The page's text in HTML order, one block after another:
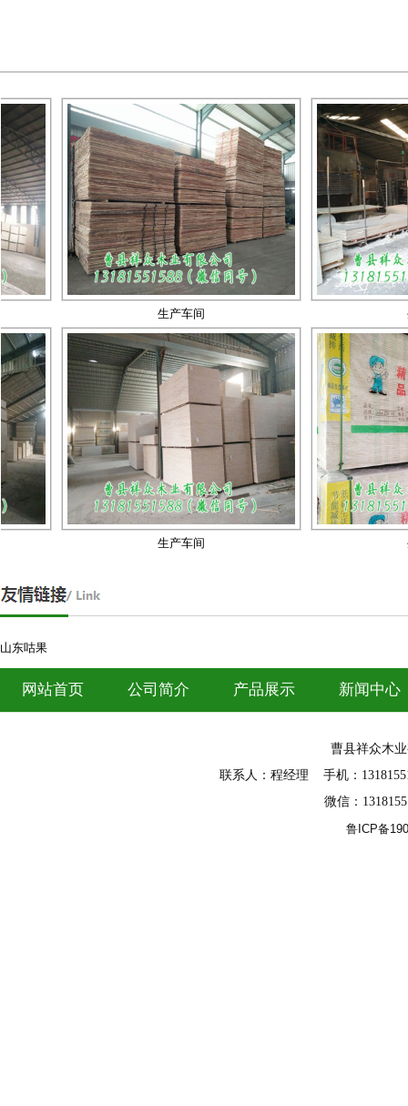
浮雕生态板
同步纹
同步纹
生产车间 生
生产车间 生
山东咕果
网站首页 公司简介 产品展示 新闻中心
曹县祥众木
联系人：程经理 手机：
微信：
鲁ICP备